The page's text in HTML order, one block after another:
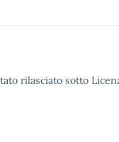
rilasciato sotto